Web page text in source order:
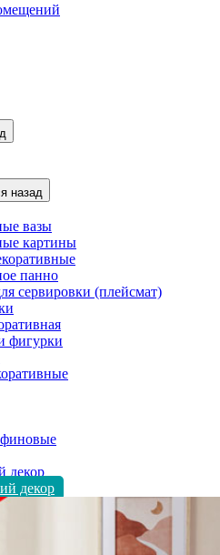
назад
вазы
картины
панно
сервировки (плейсмат)
фигурки
декор
декор